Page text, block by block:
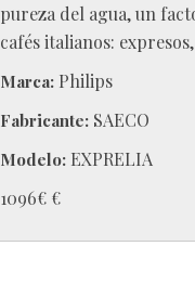
pureza del agua, un
cafés italianos:
Marca: Philips
Fabricante: SAECO
Modelo: EXPRELIA
1096€ €